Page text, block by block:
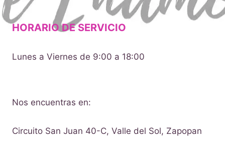
HORARIO DE SERVICIO
Lunes a Viernes de 9:00 a 18:00
Nos encuentras en:
Circuito San Juan 40-C, Valle del Sol, Zapopan